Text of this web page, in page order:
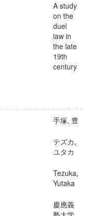
A study
on the
duel
law in
the late
19th
century
手塚, 豊
テズカ,
ユタカ
Tezuka,
Yutaka
慶應義